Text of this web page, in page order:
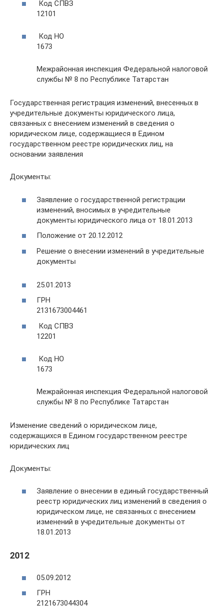
Код СПВЗ
12101
Код НО
1673
Межрайонная инспекция Федеральной налоговой
службы № 8 по Республике Татарстан
Государственная регистрация изменений, внесенных в
учредительные документы юридического лица,
связанных с внесением изменений в сведения о
юридическом лице, содержащиеся в Едином
государственном реестре юридических лиц, на
основании заявления
Документы:
Заявление о государственной регистрации
изменений, вносимых в учредительные
документы юридического лица от 18.01.2013
Положение от 20.12.2012
Решение о внесении изменений в учредительные
документы
25.01.2013
ГРН
2131673004461
Код СПВЗ
12201
Код НО
1673
Межрайонная инспекция Федеральной налоговой
службы № 8 по Республике Татарстан
Изменение сведений о юридическом лице,
содержащихся в Едином государственном реестре
юридических лиц
Документы:
Заявление о внесении в единый государственный
реестр юридических лиц изменений в сведения о
юридическом лице, не связанных с внесением
изменений в учредительные документы от
18.01.2013
2012
05.09.2012
ГРН
2121673044304